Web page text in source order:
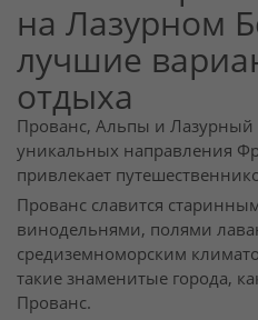
на Лазурном
лучшие
отдыха
Прованс, Альпы и Лазурный
уникальных направления
привлекает
Прованс славится
винодельнями, полями
средиземноморским
такие знаменитые города,
Прованс.